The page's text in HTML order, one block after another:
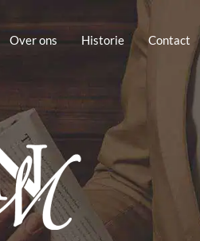
Over ons Historie Contact